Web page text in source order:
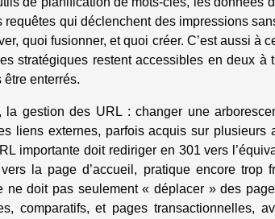
requêtes qui déclenchent des impressions
quoi fusionner, et quoi créer. C’est aussi à
stratégiques restent accessibles en deux
enterrés.
la gestion des URL : changer une
liens externes, parfois acquis sur plusieurs
importante doit rediriger en 301 vers
la page d’accueil, pratique encore trop
ne doit pas seulement « déplacer » des
comparatifs, et pages transactionnelles,